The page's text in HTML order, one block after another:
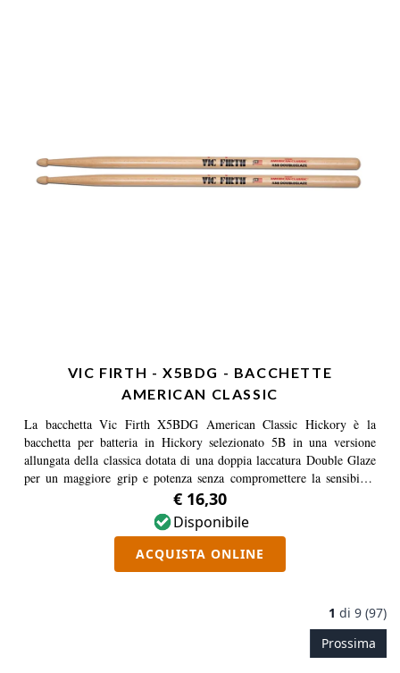
VIC FIRTH - X5BDG - BACCHETTE
AMERICAN CLASSIC
La bacchetta Vic Firth X5BDG American Classic Hickory è la
bacchetta per batteria in Hickory selezionato 5B in una versione
allungata della classica dotata di una doppia laccatura Double Glaze
per un maggiore grip e potenza senza compromettere la sensibilità
€ 16,30
Disponibile
ACQUISTA ONLINE
1 di 9 (97)
Prossima